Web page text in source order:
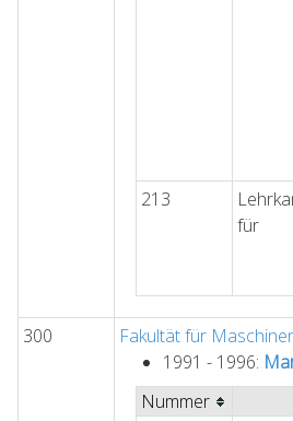
213
für
300
Fakultät für
1991 - 1996:
Nummer